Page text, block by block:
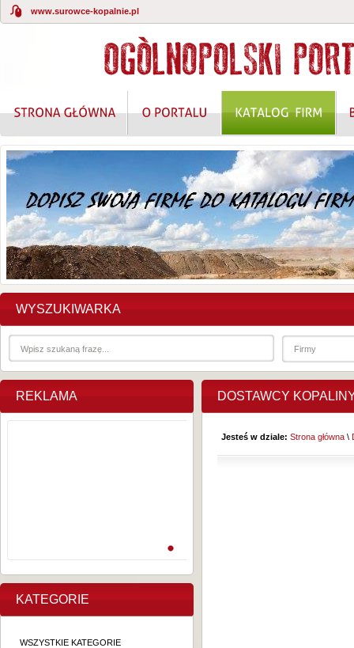
www.surowce-kopalnie.pl
KOMPLEKSOWE ROZWIĄZANIA W ZAKRESIE
WYSZUKIWARKA
REKLAMA
KATEGORIE
WSZYSTKIE KATEGORIE
DOSTAWCY
Jesteś w dziale: Strona główna \